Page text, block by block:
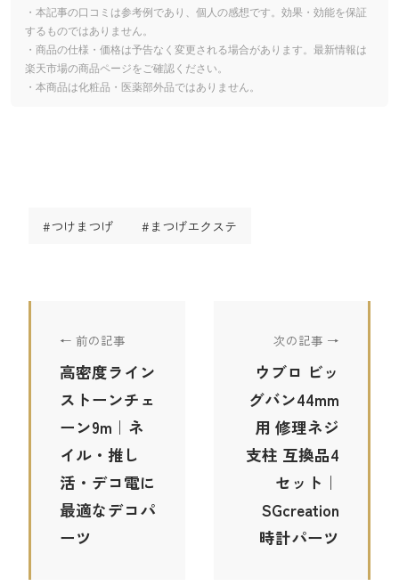
・本記事の口コミは参考例であり、個人の感想です。効果・効能を保証
するものではありません。
・商品の仕様・価格は予告なく変更される場合があります。最新情報は
楽天市場の商品ページをご確認ください。
・本商品は化粧品・医薬部外品ではありません。
#つけまつげ #まつげエクステ
← 前の記事
高密度ライン
ストーンチェ
ーン9m｜ネ
イル・推し
活・デコ電に
最適なデコパ
ーツ
次の記事 →
ウブロ ビッ
グバン44mm
用 修理ネジ
支柱 互換品4
セット｜
SGcreation
時計パーツ